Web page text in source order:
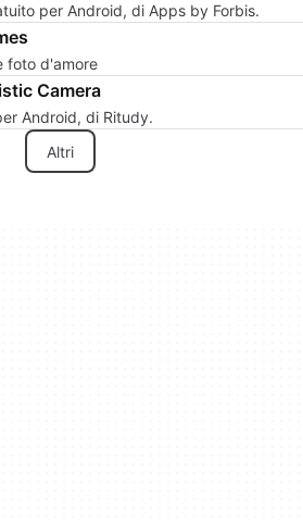
per Android, di Apps by Forbis.
foto d'amore
Camera
Android, di Ritudy.
Altri